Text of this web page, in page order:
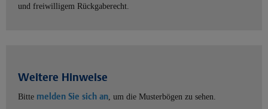
und freiwilligem Rückgaberecht.
Weitere Hinweise
Bitte melden Sie sich an, um die Musterbögen zu sehen.